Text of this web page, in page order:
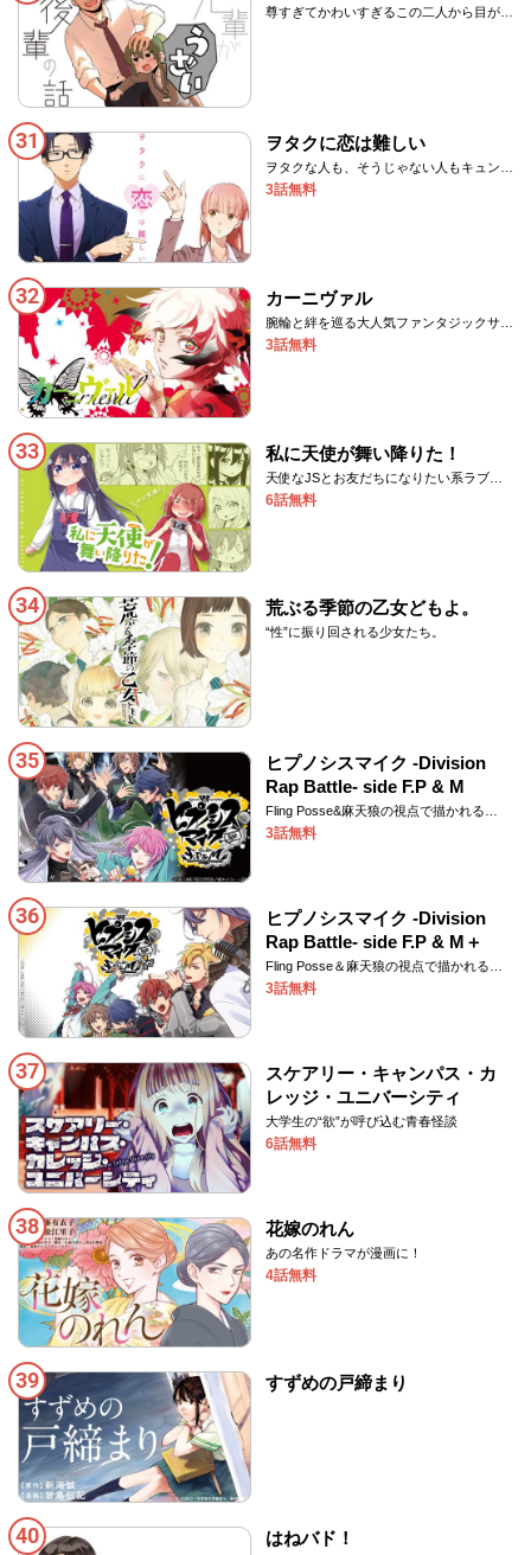
尊すぎてかわいすぎるこの二人から目が話
31 ヲタクに恋は難しい
ヲタクな人も、そうじゃない人もキュンキ
ュンしちゃう。
3話無料
32 カーニヴァル
腕輪と絆を巡る大人気ファンタジックサー
カス!
3話無料
33 私に天使が舞い降りた！
天使なJSとお友だちになりたい系ラブコ
メディー♪
6話無料
34 荒ぶる季節の乙女どもよ。
“性”に振り回される少女たち。
35
ヒプノシスマイク -Division
Rap Battle- side F.P & M
Fling Posse&麻天狼の視点で描かれる
STORY!
3話無料
36
ヒプノシスマイク -Division
Rap Battle- side F.P & M＋
Fling Posse＆麻天狼の視点で描かれる
STORY！
3話無料
37
スケアリー・キャンパス・カ
レッジ・ユニバーシティ
大学生の“欲”が呼び込む青春怪談
6話無料
38 花嫁のれん
あの名作ドラマが漫画に！
4話無料
39 すずめの戸締まり
40 はねバド！